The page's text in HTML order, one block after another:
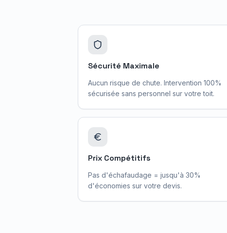
Sécurité Maximale
Aucun risque de chute. Intervention 100%
sécurisée sans personnel sur votre toit.
Prix Compétitifs
Pas d'échafaudage = jusqu'à 30%
d'économies sur votre devis.